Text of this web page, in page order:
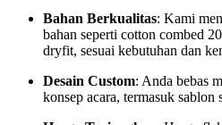
Bahan Berkualitas: Kami
bahan seperti cotton combed
dryfit, sesuai kebutuhan dan
Desain Custom: Anda bebas
konsep acara, termasuk